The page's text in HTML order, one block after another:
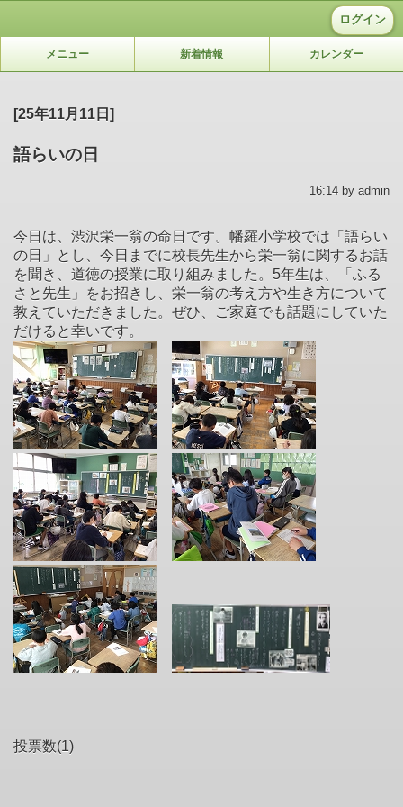
ログイン
メニュー 新着情報 カレンダー
[25年11月11日]
語らいの日
16:14 by admin
今日は、渋沢栄一翁の命日です。幡羅小学校では「語らい
の日」とし、今日までに校長先生から栄一翁に関するお話
を聞き、道徳の授業に取り組みました。5年生は、「ふる
さと先生」をお招きし、栄一翁の考え方や生き方について
教えていただきました。ぜひ、ご家庭でも話題にしていた
だけると幸いです。
投票数(1)